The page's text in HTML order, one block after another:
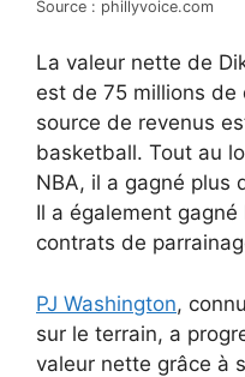
Source : phillyvoice.com
La valeur nette de
est de 75 millions de
source de revenus
basketball. Tout au
NBA, il a gagné plus
Il a également
contrats de
PJ Washington,
sur le terrain, a
valeur nette grâce à